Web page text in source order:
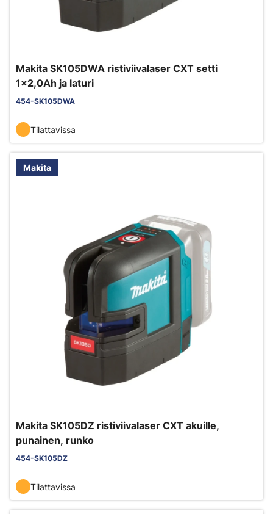
Makita SK105DWA ristiviivalaser CXT setti
1x2,0Ah ja laturi
454-SK105DWA
Tilattavissa
Makita
Makita SK105DZ ristiviivalaser CXT akuille,
punainen, runko
454-SK105DZ
Tilattavissa